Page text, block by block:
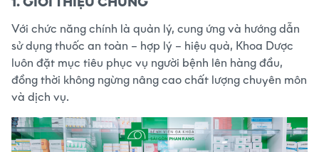
Với chức năng chính là quản lý, cung ứng và hướng dẫn
sử dụng thuốc an toàn – hợp lý – hiệu quả, Khoa Dược
luôn đặt mục tiêu phục vụ người bệnh lên hàng đầu,
đồng thời không ngừng nâng cao chất lượng chuyên môn
và dịch vụ.